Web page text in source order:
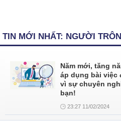
TIN MỚI NHẤT: NGƯỜI
Năm mới, tăng
áp dụng bài việc
vì sự chuyên
bạn!
23:27 11/02/2024